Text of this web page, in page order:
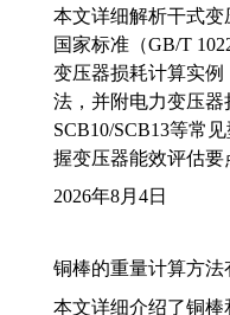
本文详细解析干式
国家标准（GB/T
变压器损耗计算实
法，并附电力变压
SCB10/SCB13等常
握变压器能效评估要
2026年8月4日
铜棒的重量计算方法
本文详细介绍了铜